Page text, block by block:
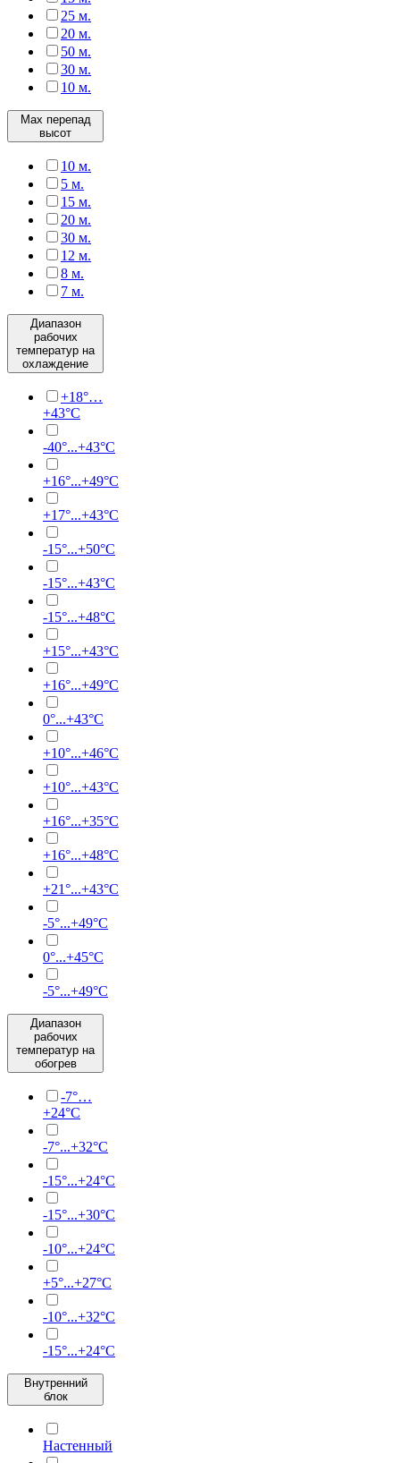
25 м.
20 м.
50 м.
30 м.
10 м.
Max перепад
высот
10 м.
5 м.
15 м.
20 м.
30 м.
12 м.
8 м.
7 м.
Диапазон
рабочих
температур на
охлаждение
+18°…
+43°C
-40°...+43°C
+16°...+49°C
+17°...+43°C
-15°...+50°C
-15°...+43°C
-15°...+48°C
+15°...+43°C
+16°...+49°C
0°...+43°C
+10°...+46°C
+10°...+43°C
+16°...+35°C
+16°...+48°C
+21°...+43°C
-5°...+49°C
0°...+45°C
-5°...+49°С
Диапазон
рабочих
температур на
обогрев
-7°…
+24°C
-7°...+32°C
-15°...+24°C
-15°...+30°C
-10°...+24°C
+5°...+27°C
-10°...+32°C
-15°...+24°С
Внутренний
блок
Настенный